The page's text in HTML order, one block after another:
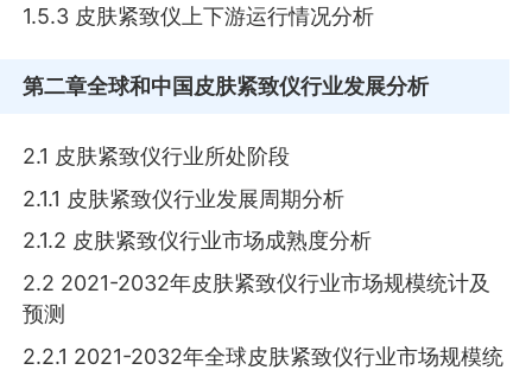
1.5.3 皮肤紧致仪上下游运行情况分析
第二章全球和中国皮肤紧致仪行业发展分析
2.1 皮肤紧致仪行业所处阶段
2.1.1 皮肤紧致仪行业发展周期分析
2.1.2 皮肤紧致仪行业市场成熟度分析
2.2 2021-2032年皮肤紧致仪行业市场规模统计及
预测
2.2.1 2021-2032年全球皮肤紧致仪行业市场规模统